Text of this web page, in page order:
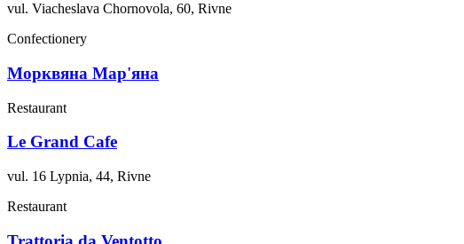
vul. Viacheslava Chornovola, 60, Rivne
Confectionery
Морквяна Мар'яна
Restaurant
Le Grand Cafe
vul. 16 Lypnia, 44, Rivne
Restaurant